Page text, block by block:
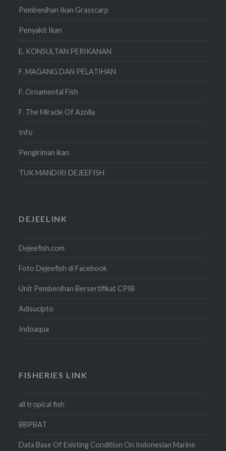
Pembenihan Ikan Grasscarp
Penyakit Ikan
E. KONSULTAN PERIKANAN
F. MAGANG DAN PELATIHAN
F. Ornamental Fish
F. The Miracle Of Azolla
Info
Pengiriman ikan
TUK MANDIRI DEJEEFISH
DEJEELINK
Dejeefish.com
Foto Dejeefish di Facebook
Unit Pembenihan Bersertifikat CPIB
Adisucipto
Indoaqua
FISHERIES LINK
all tropical fish
BBPBAT
Data Base Of Existing Condition On Indonesian Marine